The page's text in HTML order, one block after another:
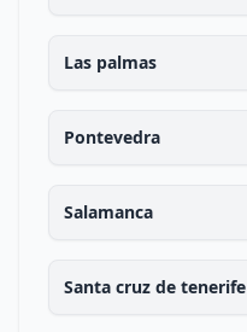
Las palmas
Pontevedra
Salamanca
Santa cruz de tenerife